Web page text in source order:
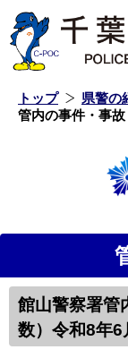
トップ 県警の
管内の事件・事故
館山警察署管
数）令和8年6